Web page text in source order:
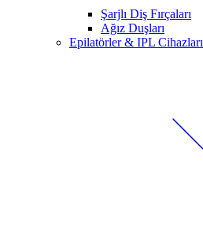
Şarjlı Diş Fırçaları
Ağız Duşları
Epilatörler & IPL Cihazları